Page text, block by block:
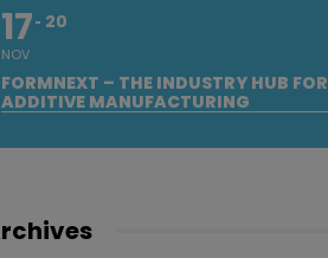
17
NOV
20
FORMNEXT – THE INDUSTRY HUB FOR
ADDITIVE MANUFACTURING